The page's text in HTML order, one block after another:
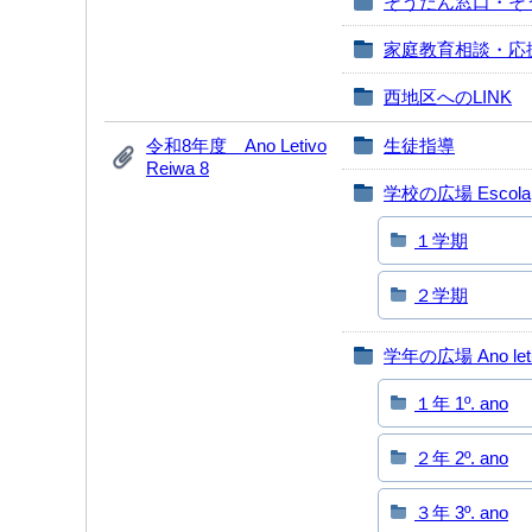
家庭教育相談・応
西地区へのLINK
令和8年度 Ano Letivo
Reiwa 8
生徒指導
学校の広場 Escola
１学期
２学期
学年の広場 Ano
１年 1º. ano
２年 2º. ano
３年 3º. ano